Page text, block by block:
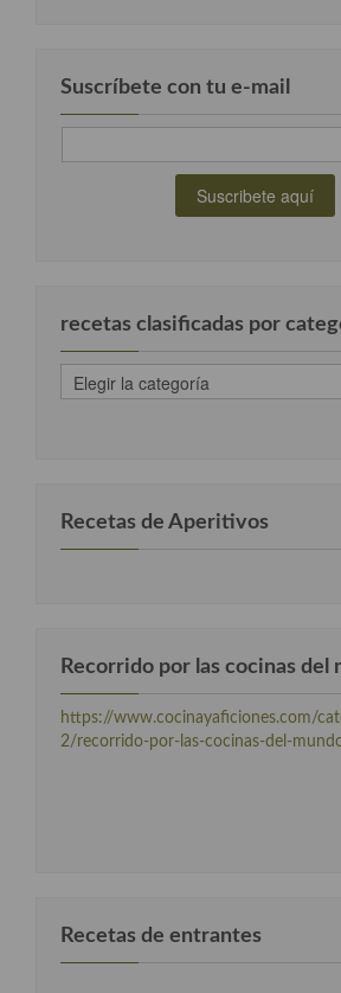
Suscríbete con tu e-mail
recetas clasificadas por
recetas
clasificadas
Recetas de Aperitivos
Recorrido por las cocinas del
https://www.cocinayaficiones.com/
2/recorrido-por-las-cocinas-del-
Recetas de entrantes